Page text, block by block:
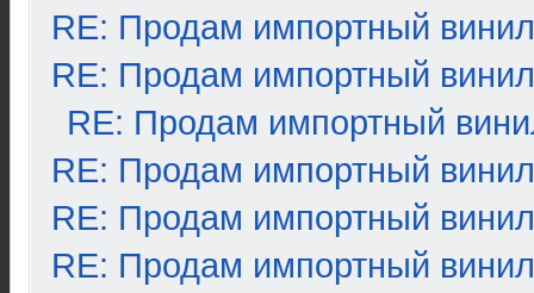
RE: Продам импортный винил
RE: Продам импортный винил
RE: Продам импортный
RE: Продам импортный винил
RE: Продам импортный винил
RE: Продам импортный винил